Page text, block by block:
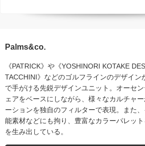
Palms&co.
《PATRICK》や《YOSHINORI KOTAKE
TACCHINI》などのゴルフラインのデザイン
で手がける先鋭デザインユニット。オーセ
ェアをベースにしながら、様々なカルチャ
ーションを独自のフィルターで表現。また
能素材などにも拘り、豊富なカラーパレッ
を生み出している。